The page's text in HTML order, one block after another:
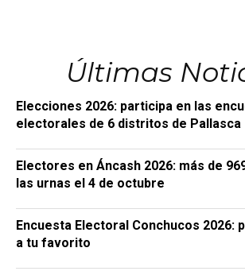
Últimas
Elecciones 2026: participa en las
electorales de 6 distritos de Pallasca
Electores en Áncash 2026: más de
las urnas el 4 de octubre
Encuesta Electoral Conchucos 2026:
a tu favorito